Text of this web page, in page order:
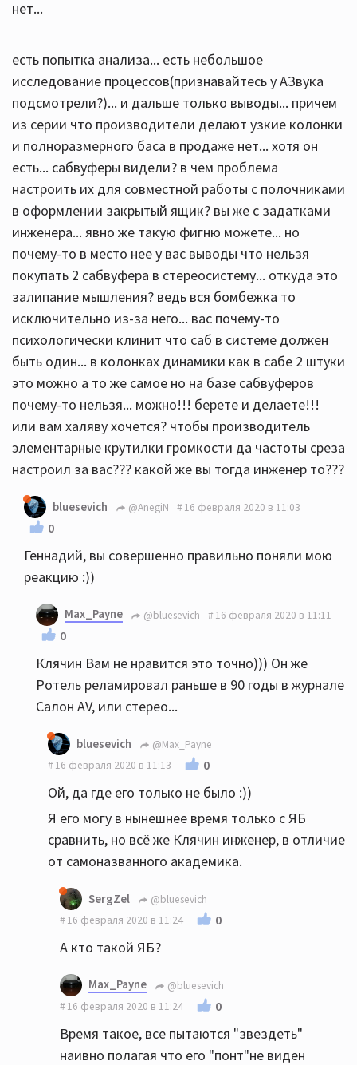
нет...
есть попытка анализа... есть небольшое
исследование процессов(признавайтесь у АЗвука
подсмотрели?)... и дальше только выводы... причем
из серии что производители делают узкие колонки
и полноразмерного баса в продаже нет... хотя он
есть... сабвуферы видели? в чем проблема
настроить их для совместной работы с полочниками
в оформлении закрытый ящик? вы же с задатками
инженера... явно же такую фигню можете... но
почему-то в место нее у вас выводы что нельзя
покупать 2 сабвуфера в стереосистему... откуда это
залипание мышления? ведь вся бомбежка то
исключительно из-за него... вас почему-то
психологически клинит что саб в системе должен
быть один... в колонках динамики как в сабе 2 штуки
это можно а то же самое но на базе сабвуферов
почему-то нельзя... можно!!! берете и делаете!!!
или вам халяву хочется? чтобы производитель
элементарные крутилки громкости да частоты среза
настроил за вас??? какой же вы тогда инженер то???
bluesevich @AnegiN 16 февраля 2020 в 11:03
0
Геннадий, вы совершенно правильно поняли мою
реакцию :))
Max_Payne @bluesevich 16 февраля 2020 в 11:11
0
Клячин Вам не нравится это точно))) Он же
Ротель реламировал раньше в 90 годы в журнале
Салон AV, или стерео...
bluesevich
@Max_Payne
16 февраля 2020 в 11:13
0
Ой, да где его только не было :))
Я его могу в нынешнее время только с ЯБ
сравнить, но всё же Клячин инженер, в отличие
от самоназванного академика.
SergZel
@bluesevich
16 февраля 2020 в 11:24
0
А кто такой ЯБ?
Max_Payne
@bluesevich
16 февраля 2020 в 11:24
0
Время такое, все пытаются "звездеть"
наивно полагая что его "понт"не виден